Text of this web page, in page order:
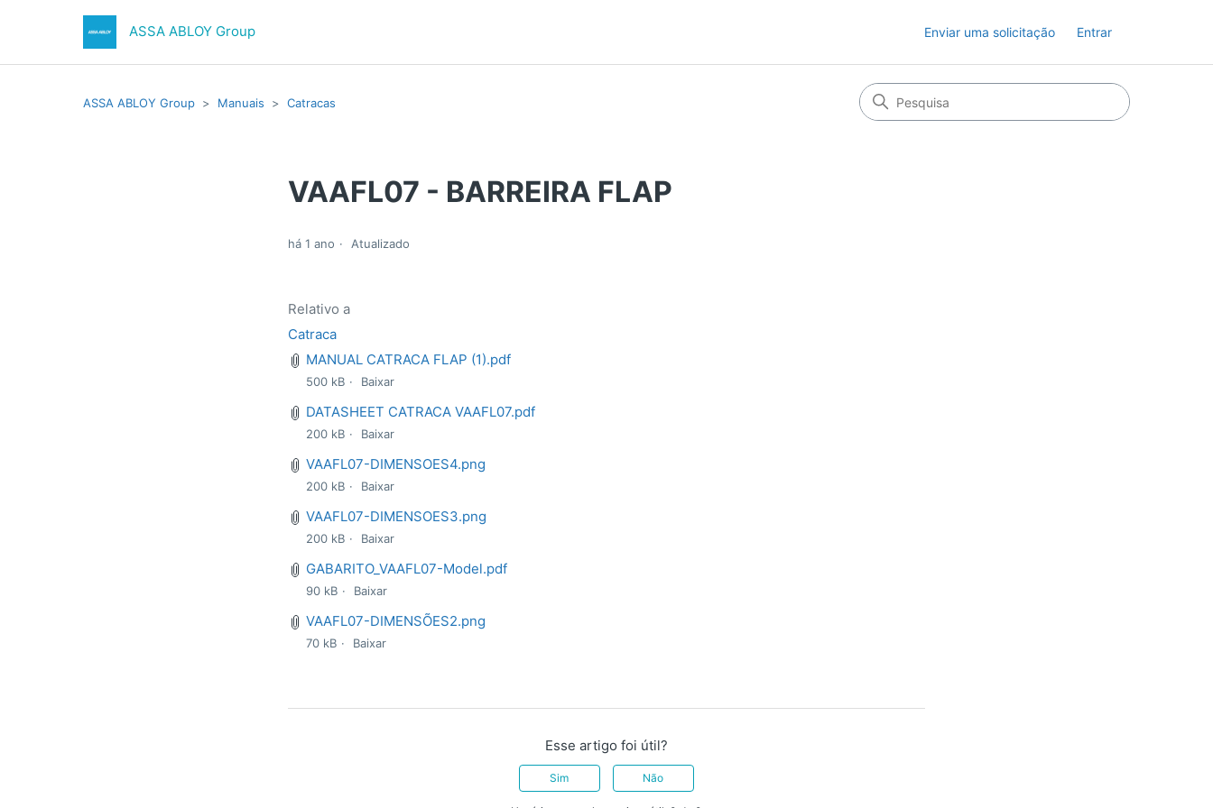
ASSA ABLOY Group Enviar uma solicitação Entrar
ASSA ABLOY Group Manuais Catracas
VAAFL07 - BARREIRA FLAP
há 1 ano Atualizado
Relativo a
Catraca
MANUAL CATRACA FLAP (1).pdf
500 kB Baixar
DATASHEET CATRACA VAAFL07.pdf
200 kB Baixar
VAAFL07-DIMENSOES4.png
200 kB Baixar
VAAFL07-DIMENSOES3.png
200 kB Baixar
GABARITO_VAAFL07-Model.pdf
90 kB Baixar
VAAFL07-DIMENSÕES2.png
70 kB Baixar
Esse artigo foi útil?
Sim Não